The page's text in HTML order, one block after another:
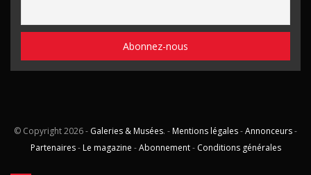
© Copyright2026 - Galeries & Musées. - Mentions légales-Annonceurs-
Partenaires- Le magazine -Abonnement- Conditions générales